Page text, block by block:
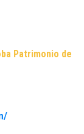
Patrimonio de